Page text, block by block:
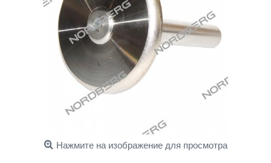
Нажмите на изображение для просмотра